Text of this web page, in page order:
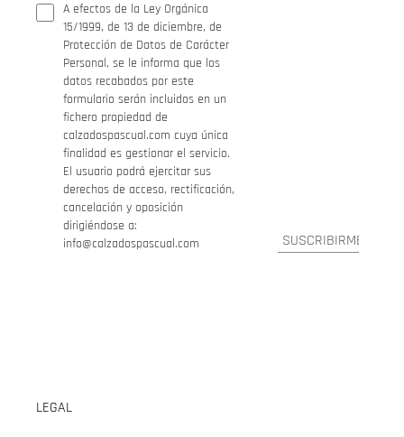
A efectos de la Ley Orgánica
15/1999, de 13 de diciembre, de
Protección de Datos de Carácter
Personal, se le informa que los
datos recabados por este
formulario serán incluidos en un
fichero propiedad de
calzadospascual.com cuya única
finalidad es gestionar el servicio.
El usuario podrá ejercitar sus
derechos de acceso, rectificación,
cancelación y oposición
dirigiéndose a:
info@calzadospascual.com
LEGAL